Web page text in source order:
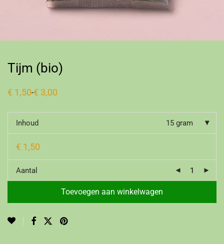
Tijm (bio)
€ 1,50-€ 3,00
Inhoud 15 gram
€ 1,50
Aantal
Toevoegen aan winkelwagen